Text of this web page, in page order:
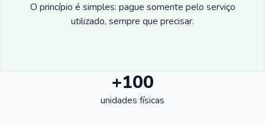
O princípio é simples: pague somente pelo serviço
utilizado, sempre que precisar.
+100
unidades físicas